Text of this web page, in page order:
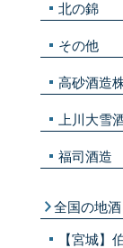
北の錦
その他
高砂酒造
上川大雪
福司酒造
全国の地酒
【宮城】